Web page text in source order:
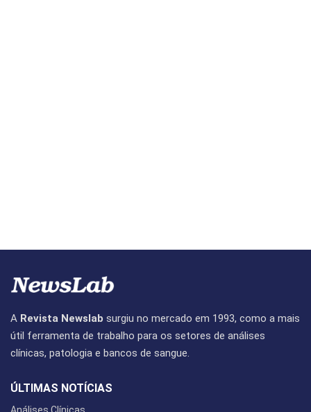
A Revista Newslab surgiu no mercado em 1993, como a mais
útil ferramenta de trabalho para os setores de análises
clínicas, patologia e bancos de sangue.
ÚLTIMAS NOTÍCIAS